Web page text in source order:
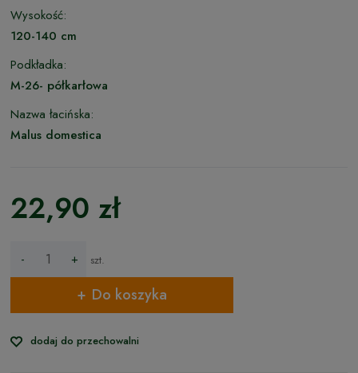
Wysokość:
120-140 cm
Podkładka:
M-26- półkarłowa
Nazwa łacińska:
Malus domestica
22,90 zł
- + szt.
Do koszyka
dodaj do przechowalni